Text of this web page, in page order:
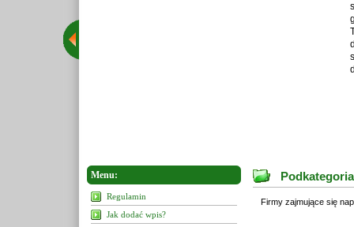
Menu:
Regulamin
Jak dodać wpis?
Firmy zajmujące się